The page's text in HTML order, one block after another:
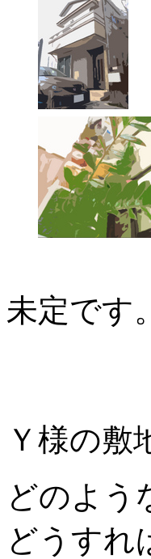
【ど
未定です
Ｙ様の敷
どのよう
どうすれ